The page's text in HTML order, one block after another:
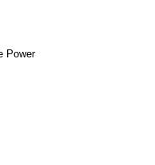
Power